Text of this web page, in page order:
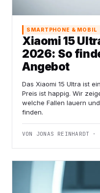
SMARTPHONE & MOBIL
Xiaomi 15
2026: So
Angebot
Das Xiaomi 15 Ultra ist
Preis ist happig. Wir
welche Fallen lauern
finden.
VON JONAS REINHARDT